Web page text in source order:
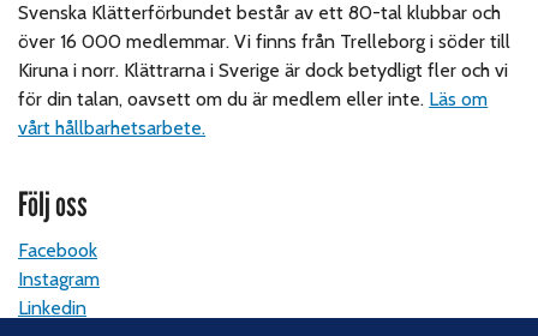
Svenska Klätterförbundet består av ett 80-tal klubbar och
över 16 000 medlemmar. Vi finns från Trelleborg i söder till
Kiruna i norr. Klättrarna i Sverige är dock betydligt fler och vi
för din talan, oavsett om du är medlem eller inte. Läs om
vårt hållbarhetsarbete.
Följ oss
Facebook
Instagram
Linkedin